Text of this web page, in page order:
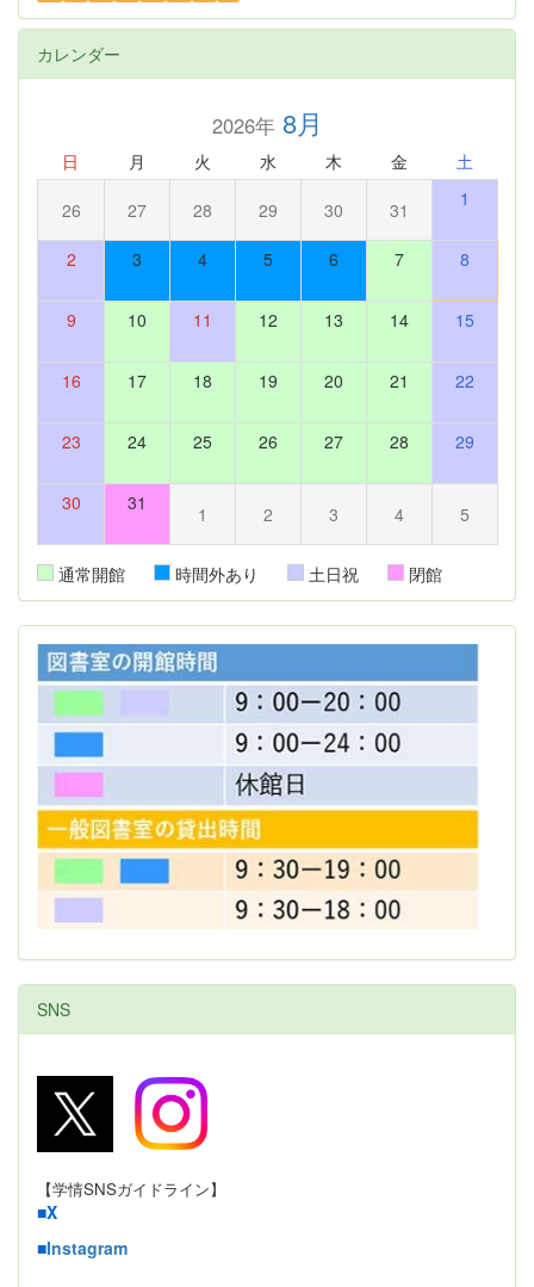
カレンダー
2026年8月
日 月 火 水 木 金 土
26 27 28 29 30 31 1
2 3 4 5 6 7 8
9 10 11 12 13 14 15
16 17 18 19 20 21 22
23 24 25 26 27 28 29
30 31 1 2 3 4 5
通常開館 時間外あり 土日祝 閉館
SNS
【学情SNSガイドライン】
■X
■Instagram